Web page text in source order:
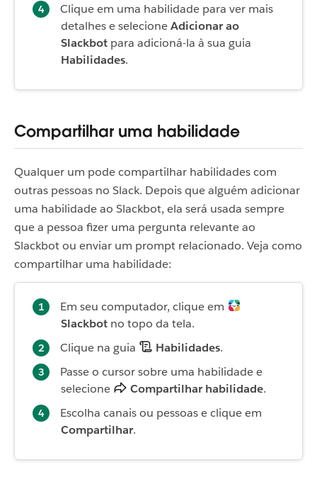
Clique em uma habilidade para ver mais
detalhes e selecioneAdicionar ao
Slackbot para adicioná-la à sua guia
Habilidades.
Compartilhar uma habilidade
Qualquer um pode compartilhar habilidades com
outras pessoas no Slack. Depois que alguém adicionar
uma habilidade ao Slackbot, ela será usada sempre
que a pessoa fizer uma pergunta relevante ao
Slackbot ou enviar um prompt relacionado. Veja como
compartilhar uma habilidade:
Em seu computador, clique em
Slackbot no topo da tela.
Clique na guia
Habilidades.
Passe o cursor sobre uma habilidade e
selecione
Compartilhar habilidade.
Escolha canais ou pessoas e clique em
Compartilhar.